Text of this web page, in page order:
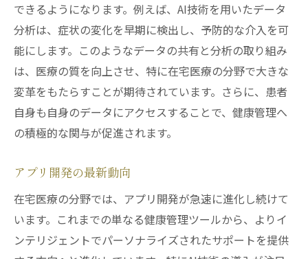
できるようになります。例えば、AI技術を用いたデータ
分析は、症状の変化を早期に検出し、予防的な介入を可
能にします。このようなデータの共有と分析の取り組み
は、医療の質を向上させ、特に在宅医療の分野で大きな
変革をもたらすことが期待されています。さらに、患者
自身も自身のデータにアクセスすることで、健康管理へ
の積極的な関与が促進されます。
アプリ開発の最新動向
在宅医療の分野では、アプリ開発が急速に進化し続けて
います。これまでの単なる健康管理ツールから、よりイ
ンテリジェントでパーソナライズされたサポートを提供